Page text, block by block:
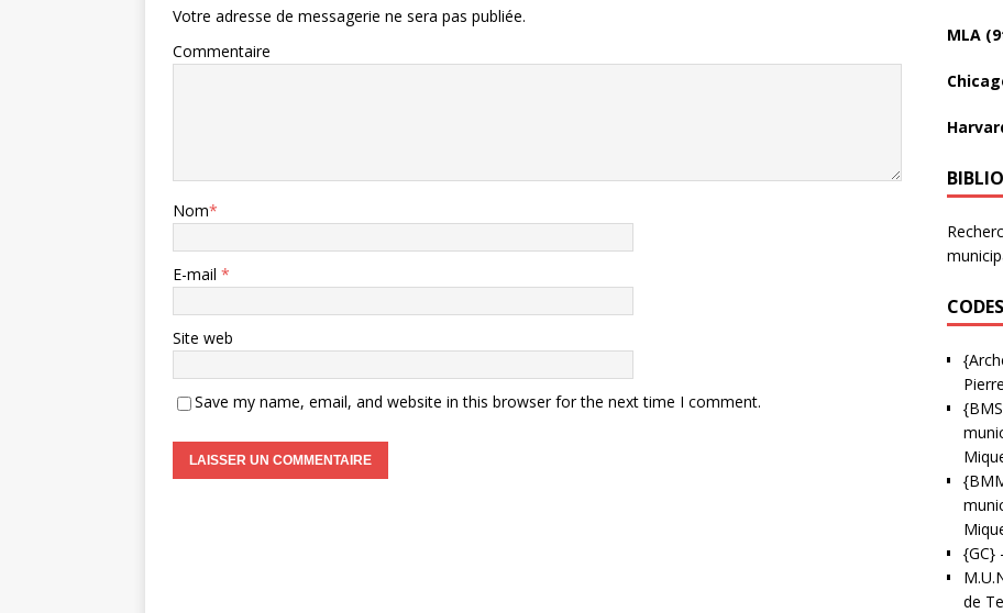
Votre adresse de messagerie ne sera pas publiée.
Commentaire
Nom*
E-mail *
Site web
Save my name, email, and website in this browser for the next time I comment.
MLA
{GC}-
de